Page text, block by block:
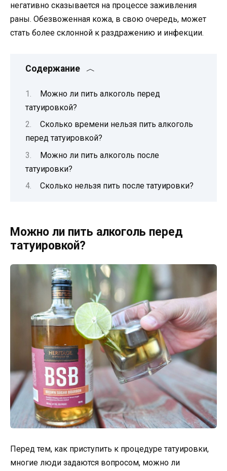
негативно сказывается на процессе заживления
раны. Обезвоженная кожа, в свою очередь, может
стать более склонной к раздражению и инфекции.
Содержание
Можно ли пить алкоголь перед
татуировкой?
Сколько времени нельзя пить алкоголь
перед татуировкой?
Можно ли пить алкоголь после
татуировки?
Сколько нельзя пить после татуировки?
Можно ли пить алкоголь перед
татуировкой?
Перед тем, как приступить к процедуре татуировки,
многие люди задаются вопросом, можно ли